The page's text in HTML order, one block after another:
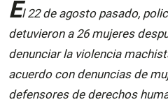
El 22 de agosto pasado,
detuvieron a 26 mujeres
denunciar la violencia
acuerdo con denuncias de
defensores de derechos